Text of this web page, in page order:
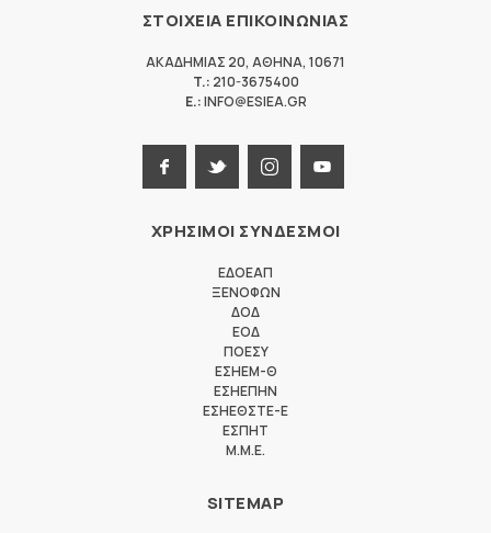
ΣΤΟΙΧΕΙΑ ΕΠΙΚΟΙΝΩΝΙΑΣ
ΑΚΑΔΗΜΙΑΣ 20, ΑΘΗΝΑ, 10671
T.: 210-3675400
E.:INFO@ESIEA.GR
ΧΡΗΣΙΜΟΙ ΣΥΝΔΕΣΜΟΙ
ΕΔΟΕΑΠ
ΞΕΝΟΦΩΝ
ΔΟΔ
ΕΟΔ
ΠΟΕΣΥ
ΕΣΗΕΜ-Θ
ΕΣΗΕΠΗΝ
ΕΣΗΕΘΣΤΕ-Ε
ΕΣΠΗΤ
M.M.E.
SITEMAP